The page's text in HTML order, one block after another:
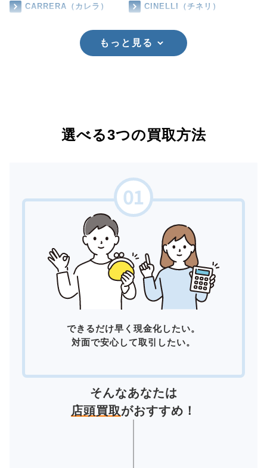
CARRERA（カレラ） CINELLI（チネリ）
もっと見る
選べる3つの買取方法
できるだけ早く現金化したい。
対面で安心して取引したい。
そんなあなたは
店頭買取がおすすめ！